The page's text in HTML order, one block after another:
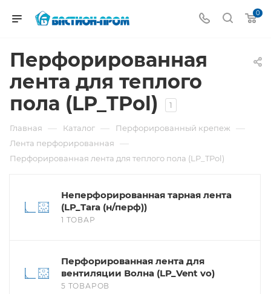
0
Перфорированная
лента для теплого
пола (LP_TPol)
1
Главная — Каталог — Перфорированный крепеж —
Лента перфорированная —
Перфорированная лента для теплого пола (LP_TPol)
Неперфорированная тарная лента
(LP_Tara (н/перф))
1 ТОВАР
Перфорированная лента для
вентиляции Волна (LP_Vent vo)
5 ТОВАРОВ